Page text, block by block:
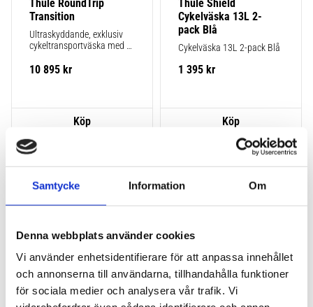
Samtycke Information Om
Denna webbplats använder cookies
Vi använder enhetsidentifierare för att anpassa innehållet
och annonserna till användarna, tillhandahålla funktioner
för sociala medier och analysera vår trafik. Vi
Thule RoundTrip
Transition
Ultraskyddande, exklusiv
cykeltransportväska med
monteringsställ som gör
10 895 kr
Thule Shield
Cykelväska 13L 2-
pack Blå
Cykelväska 13L 2-pack Blå
1 395 kr
Thule Shield
Lägg till i favoriter
Thule Shield
Lägg